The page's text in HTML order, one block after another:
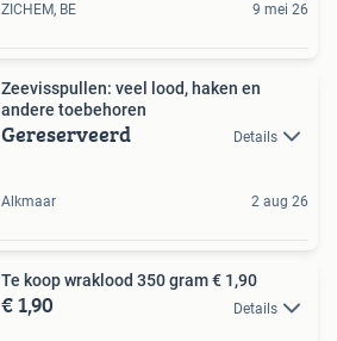
ZICHEM, BE 9 mei 26
Zeevisspullen: veel lood, haken en
andere toebehoren
Gereserveerd Details
Alkmaar 2 aug 26
Te koop wraklood 350 gram € 1,90
€ 1,90 Details